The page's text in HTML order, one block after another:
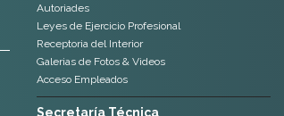
Autoriades
Leyes de Ejercicio Profesional
Receptoria del Interior
Galerias de Fotos & Videos
Acceso Empleados
Secretaría Técnica